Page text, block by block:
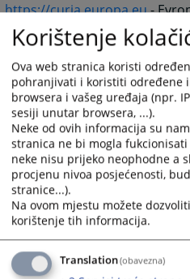
https://curia.europa.eu-
www.icc-cpi.int– Međunarodni
www.un.org/icty/
Jugoslaviju
www.ictr.org- Međunarodni
www.icj-cij.org– Međunarodni
OSTALE INSTITUCIJE:
Edukacija sudija i tužilaca
www.coscg.org
pravosudne funkcije Crne
www.fbih.cest.gov.ba- Centar
tužilaca u Federaciji Bosne i
www.pak.hr
- Pravosudna
Korištenje
Ova web stranica koristi
pohranjivati i koristiti određene
browsera i vašeg uređaja (npr.
sesiji unutar browsera, ...).
Neke od ovih informacija su
stranica ne bi mogla
neke nisu prijeko neophodne a
procjenu nivoa posjećenosti,
stranice...).
Na ovom mjestu možete
korištenje tih informacija.
Translation(obavezna)